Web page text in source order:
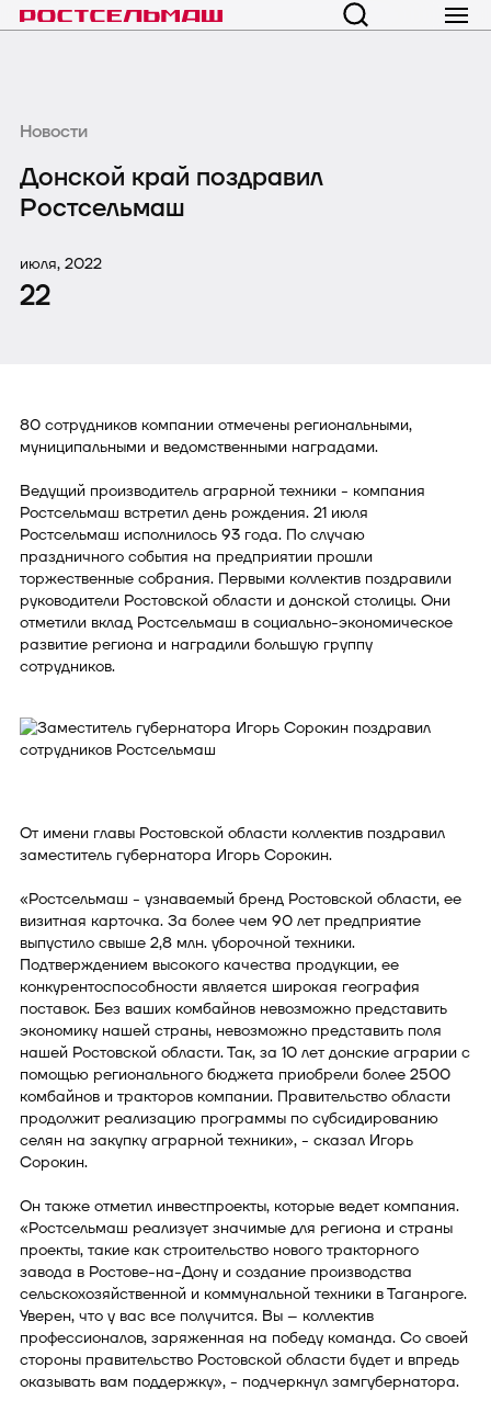
Новости
Донской край поздравил
Ростсельмаш
июля, 2022
22
80 сотрудников компании отмечены региональными,
муниципальными и ведомственными наградами.
Ведущий производитель аграрной техники - компания
Ростсельмаш встретил день рождения. 21 июля
Ростсельмаш исполнилось 93 года. По случаю
праздничного события на предприятии прошли
торжественные собрания. Первыми коллектив поздравили
руководители Ростовской области и донской столицы. Они
отметили вклад Ростсельмаш в социально-экономическое
развитие региона и наградили большую группу
сотрудников.
От имени главы Ростовской области коллектив поздравил
заместитель губернатора Игорь Сорокин.
«Ростсельмаш - узнаваемый бренд Ростовской области, ее
визитная карточка. За более чем 90 лет предприятие
выпустило свыше 2,8 млн. уборочной техники.
Подтверждением высокого качества продукции, ее
конкурентоспособности является широкая география
поставок. Без ваших комбайнов невозможно представить
экономику нашей страны, невозможно представить поля
нашей Ростовской области. Так, за 10 лет донские аграрии с
помощью регионального бюджета приобрели более 2500
комбайнов и тракторов компании. Правительство области
продолжит реализацию программы по субсидированию
селян на закупку аграрной техники», - сказал Игорь
Сорокин.
Он также отметил инвестпроекты, которые ведет компания.
«Ростсельмаш реализует значимые для региона и страны
проекты, такие как строительство нового тракторного
завода в Ростове-на-Дону и создание производства
сельскохозяйственной и коммунальной техники в Таганроге.
Уверен, что у вас все получится. Вы – коллектив
профессионалов, заряженная на победу команда. Со своей
стороны правительство Ростовской области будет и впредь
оказывать вам поддержку», - подчеркнул замгубернатора.